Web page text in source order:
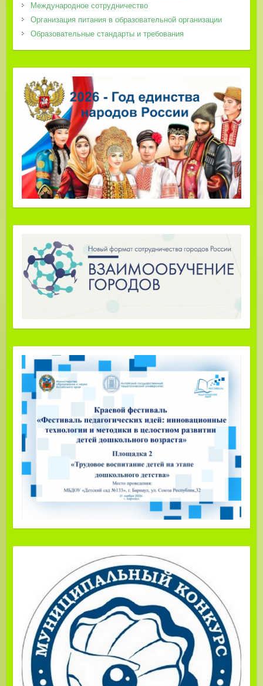
Международное сотрудничество
Организация питания в образовательной организации
Образовательные стандарты и требования